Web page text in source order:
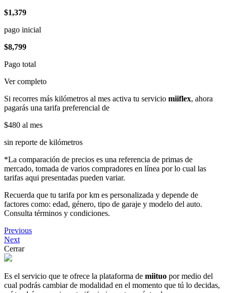
$1,379
pago inicial
$8,799
Pago total
Ver completo
Si recorres más kilómetros al mes activa tu servicio miiflex, ahora
pagarás una tarifa preferencial de
$480 al mes
sin reporte de kilómetros
*La comparación de precios es una referencia de primas de
mercado, tomada de varios compradores en línea por lo cual las
tarifas aqui presentadas pueden variar.
Recuerda que tu tarifa por km es personalizada y depende de
factores como: edad, género, tipo de garaje y modelo del auto.
Consulta términos y condiciones.
Previous
Next
Cerrar
Es el servicio que te ofrece la plataforma de miituo por medio del
cual podrás cambiar de modalidad en el momento que tú lo decidas,